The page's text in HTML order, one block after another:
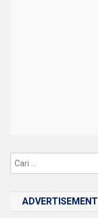
ADVERTISEMENT